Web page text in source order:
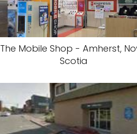
The Mobile Shop - Amherst,
Scotia